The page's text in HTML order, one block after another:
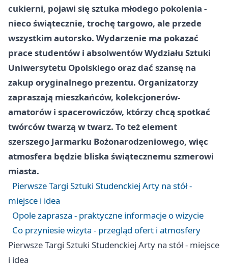
cukierni, pojawi się sztuka młodego pokolenia -
nieco świątecznie, trochę targowo, ale przede
wszystkim autorsko. Wydarzenie ma pokazać
prace studentów i absolwentów Wydziału Sztuki
Uniwersytetu Opolskiego oraz dać szansę na
zakup oryginalnego prezentu. Organizatorzy
zapraszają mieszkańców, kolekcjonerów-
amatorów i spacerowiczów, którzy chcą spotkać
twórców twarzą w twarz. To też element
szerszego Jarmarku Bożonarodzeniowego, więc
atmosfera będzie bliska świątecznemu szmerowi
miasta.
Pierwsze Targi Sztuki Studenckiej Arty na stół -
miejsce i idea
Opole zaprasza - praktyczne informacje o wizycie
Co przyniesie wizyta - przegląd ofert i atmosfery
Pierwsze Targi Sztuki Studenckiej Arty na stół - miejsce
i idea